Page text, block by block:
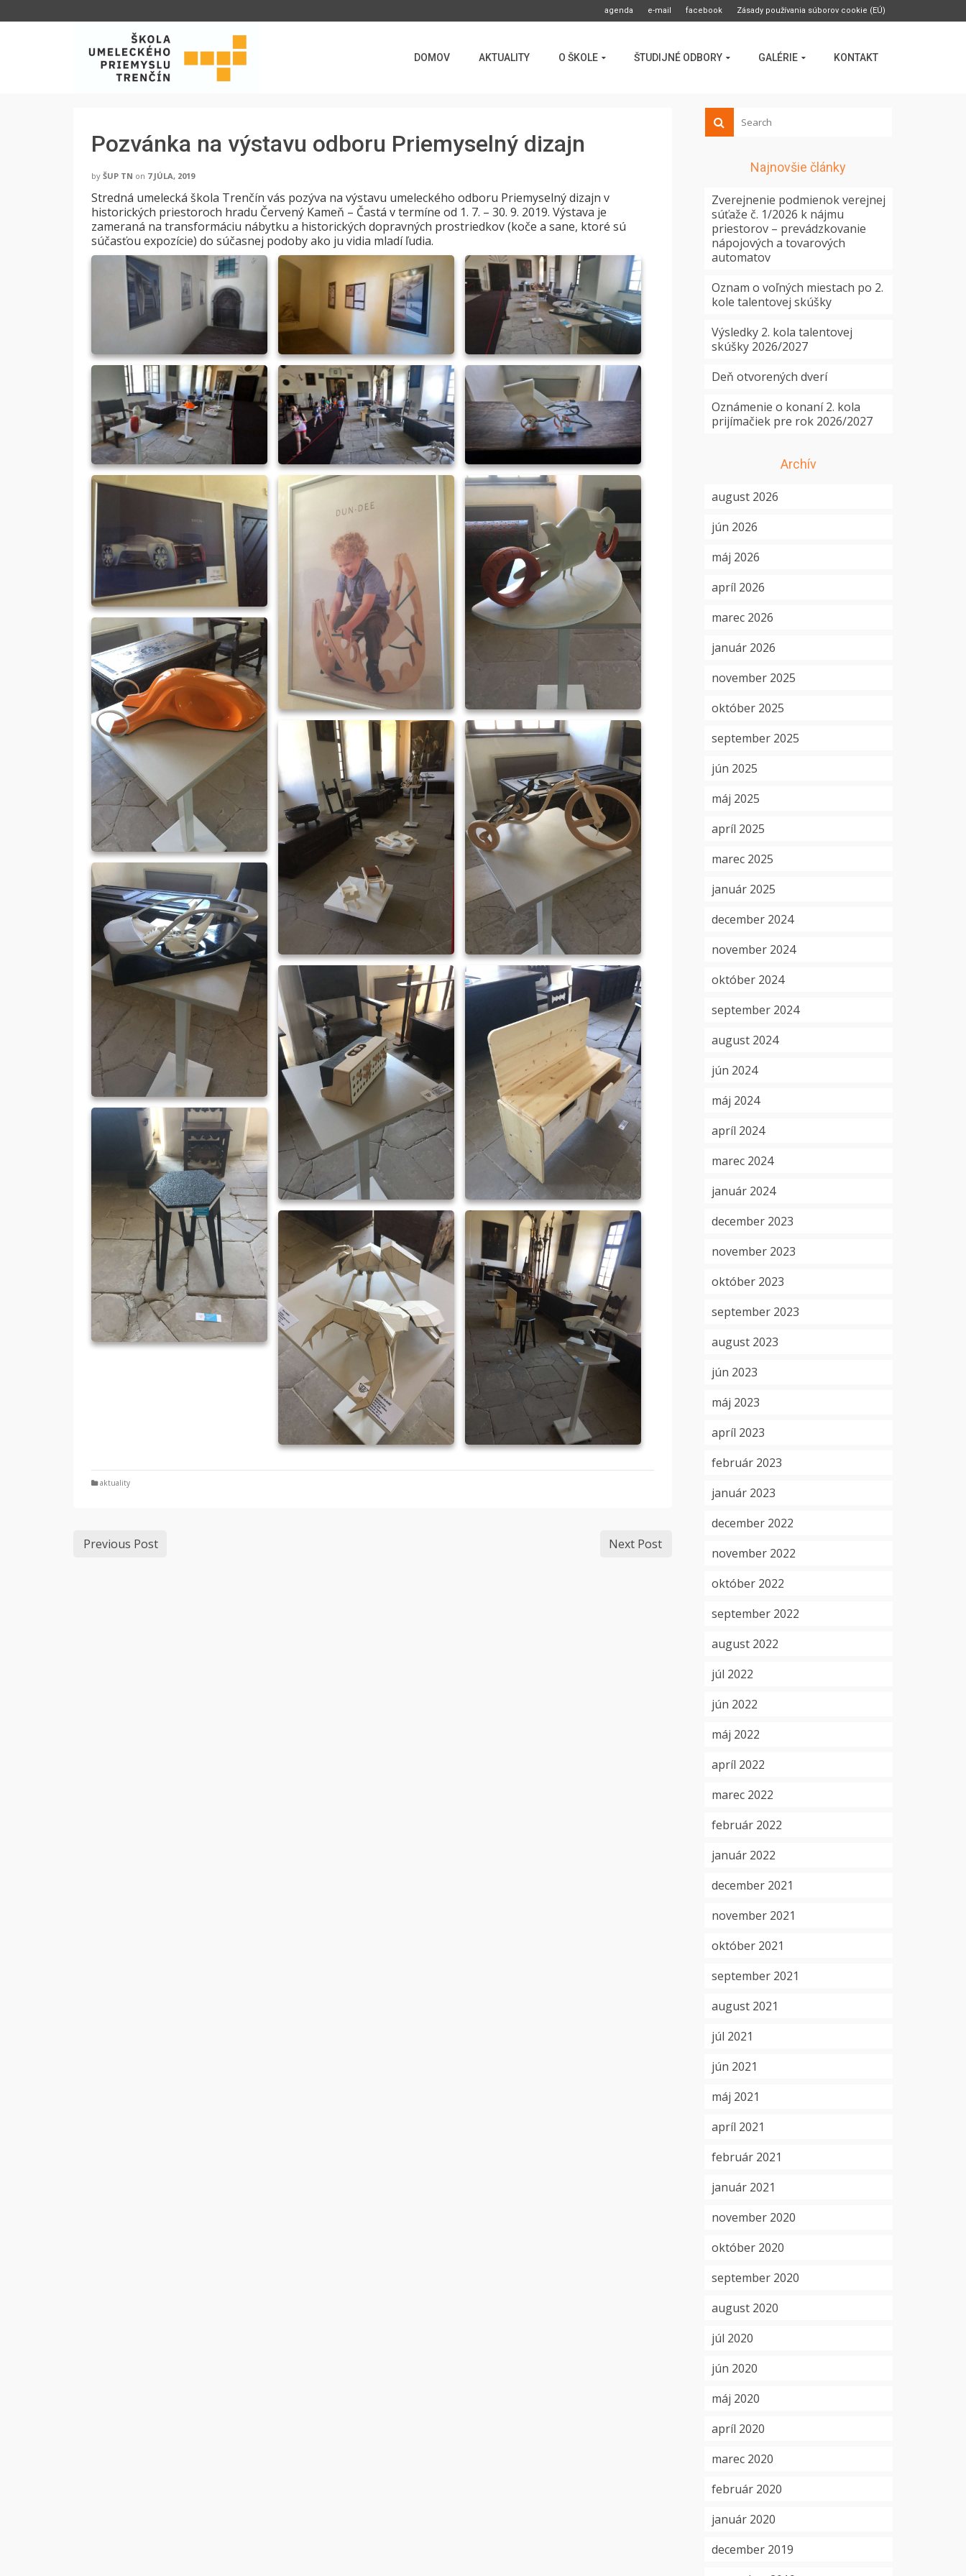
agenda e-mail facebook Zásady používania súborov cookie (EÚ)
DOMOV AKTUALITY O ŠKOLE ŠTUDIJNÉ ODBORY GALÉRIE KONTAKT
Pozvánka na výstavu odboru Priemyselný dizajn
by ŠUP TN on 7 JÚLA, 2019
Stredná umelecká škola Trenčín vás pozýva na výstavu umeleckého odboru Priemyselný dizajn v
historických priestoroch hradu Červený Kameň – Častá v termíne od 1. 7. – 30. 9. 2019. Výstava je
zameraná na transformáciu nábytku a historických dopravných prostriedkov (koče a sane, ktoré sú
súčasťou expozície) do súčasnej podoby ako ju vidia mladí ľudia.
aktuality
Previous Post Next Post
Najnovšie články
Zverejnenie podmienok verejnej
súťaže č. 1/2026 k nájmu
priestorov – prevádzkovanie
nápojových a tovarových
automatov
Oznam o voľných miestach po 2.
kole talentovej skúšky
Výsledky 2. kola talentovej
skúšky 2026/2027
Deň otvorených dverí
Oznámenie o konaní 2. kola
prijímačiek pre rok 2026/2027
Archív
august 2026
jún 2026
máj 2026
apríl 2026
marec 2026
január 2026
november 2025
október 2025
september 2025
jún 2025
máj 2025
apríl 2025
marec 2025
január 2025
december 2024
november 2024
október 2024
september 2024
august 2024
jún 2024
máj 2024
apríl 2024
marec 2024
január 2024
december 2023
november 2023
október 2023
september 2023
august 2023
jún 2023
máj 2023
apríl 2023
február 2023
január 2023
december 2022
november 2022
október 2022
september 2022
august 2022
júl 2022
jún 2022
máj 2022
apríl 2022
marec 2022
február 2022
január 2022
december 2021
november 2021
október 2021
september 2021
august 2021
júl 2021
jún 2021
máj 2021
apríl 2021
február 2021
január 2021
november 2020
október 2020
september 2020
august 2020
júl 2020
jún 2020
máj 2020
apríl 2020
marec 2020
február 2020
január 2020
december 2019